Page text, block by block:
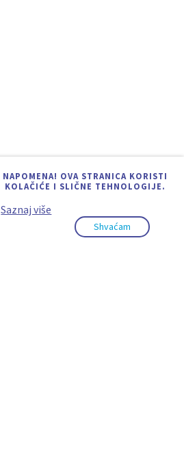
NAPOMENA! OVA STRANICA KORISTI
KOLAČIĆE I SLIČNE TEHNOLOGIJE.
Saznaj više
Shvaćam